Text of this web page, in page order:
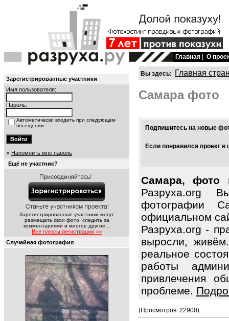
Главная О
Зарегистрированные участники
Имя пользователя:
Пароль:
Автоматически входить при следующем
посещении
» Напомнить мне пароль
Ещё не участник?
Зарегистрированные участники могут
размещать свои фото, следить за
комментариями и многое другое...
Все плюсы регистрации >>
Случайная фотография
Вы здесь: Главная
Самара фото
Подпишитесь на новые
Если понравился проект
Самара, фото
Разруха.org
фотографии
официальном
Разруха.org -
выросли,
реальное
работы
привлечения
проблеме.
(Просмотров: 22900)